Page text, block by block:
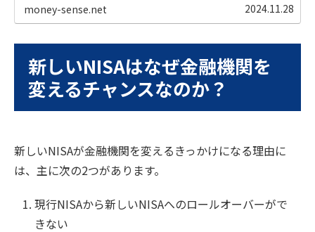
money-sense.net 2024.11.28
新しいNISAはなぜ金融機関を
変えるチャンスなのか？
新しいNISAが金融機関を変えるきっかけになる理由に
は、主に次の2つがあります。
現行NISAから新しいNISAへのロールオーバーがで
きない